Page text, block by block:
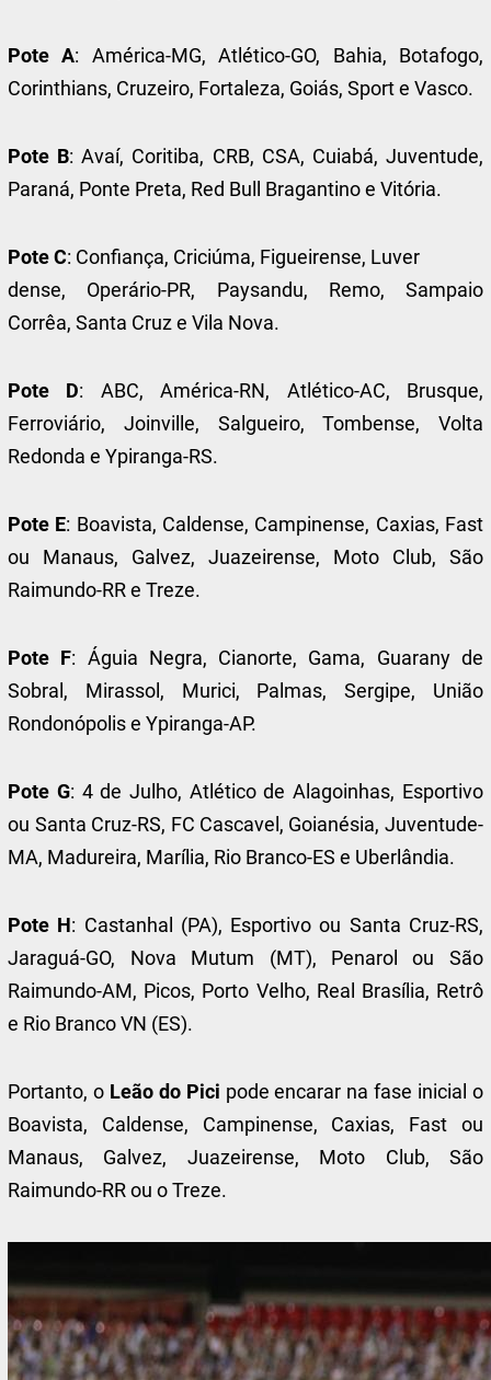
Pote A: América-MG, Atlético-GO, Bahia, Botafogo,
Corinthians, Cruzeiro, Fortaleza, Goiás, Sport e Vasco.
Pote B: Avaí, Coritiba, CRB, CSA, Cuiabá, Juventude,
Paraná, Ponte Preta, Red Bull Bragantino e Vitória.
Pote C: Confiança, Criciúma, Figueirense, Luver
dense, Operário-PR, Paysandu, Remo, Sampaio
Corrêa, Santa Cruz e Vila Nova.
Pote D: ABC, América-RN, Atlético-AC, Brusque,
Ferroviário, Joinville, Salgueiro, Tombense, Volta
Redonda e Ypiranga-RS.
Pote E: Boavista, Caldense, Campinense, Caxias, Fast
ou Manaus, Galvez, Juazeirense, Moto Club, São
Raimundo-RR e Treze.
Pote F: Águia Negra, Cianorte, Gama, Guarany de
Sobral, Mirassol, Murici, Palmas, Sergipe, União
Rondonópolis e Ypiranga-AP.
Pote G: 4 de Julho, Atlético de Alagoinhas, Esportivo
ou Santa Cruz-RS, FC Cascavel, Goianésia, Juventude-
MA, Madureira, Marília, Rio Branco-ES e Uberlândia.
Pote H: Castanhal (PA), Esportivo ou Santa Cruz-RS,
Jaraguá-GO, Nova Mutum (MT), Penarol ou São
Raimundo-AM, Picos, Porto Velho, Real Brasília, Retrô
e Rio Branco VN (ES).
Portanto, o Leão do Pici pode encarar na fase inicial o
Boavista, Caldense, Campinense, Caxias, Fast ou
Manaus, Galvez, Juazeirense, Moto Club, São
Raimundo-RR ou o Treze.